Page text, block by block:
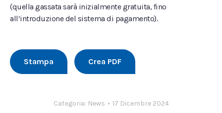
(quella gassata sarà inizialmente gratuita, fino
all’introduzione del sistema di pagamento).
Stampa Crea PDF
Categoria: News 17 Dicembre 2024